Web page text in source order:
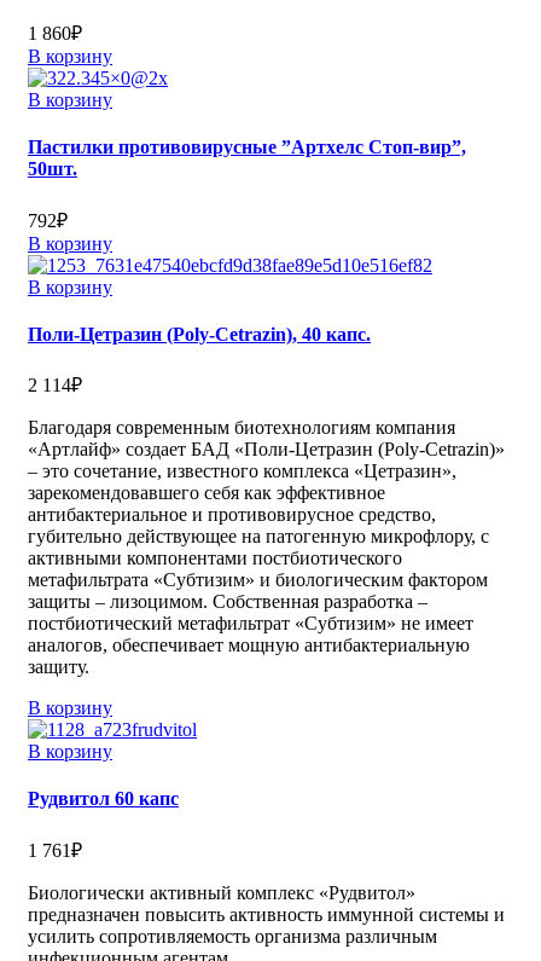
1 860₽
В корзину
В корзину
Пастилки противовирусные ”Артхелс Стоп-вир”,
50шт.
792₽
В корзину
В корзину
Поли-Цетразин (Poly-Cetrazin), 40 капс.
2 114₽
Благодаря современным биотехнологиям компания
«Артлайф» создает БАД «Поли-Цетразин (Poly-Cetrazin)»
– это сочетание, известного комплекса «Цетразин»,
зарекомендовавшего себя как эффективное
антибактериальное и противовирусное средство,
губительно действующее на патогенную микрофлору, с
активными компонентами постбиотического
метафильтрата «Субтизим» и биологическим фактором
защиты – лизоцимом. Собственная разработка –
постбиотический метафильтрат «Субтизим» не имеет
аналогов, обеспечивает мощную антибактериальную
защиту.
В корзину
В корзину
Рудвитол 60 капс
1 761₽
Биологически активный комплекс «Рудвитол»
предназначен повысить активность иммунной системы и
усилить сопротивляемость организма различным